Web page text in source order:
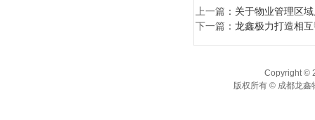
上一篇 ： 关于物业管理区
下一篇 ： 龙鑫极力打造相
Copyright ©
版权所有 © 成都龙